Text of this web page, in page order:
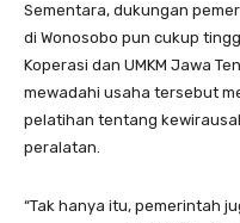
Sementara, dukungan
di Wonosobo pun cukup
Koperasi dan UMKM Jawa
mewadahi usaha tersebut
pelatihan tentang
peralatan.
“Tak hanya itu, pemerintah